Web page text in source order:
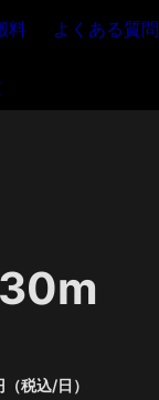
料 よくある質問
税込/日）